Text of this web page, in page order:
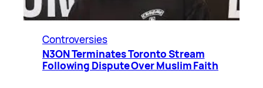
Controversies
N3ON Terminates Toronto Stream
Following Dispute Over Muslim Faith